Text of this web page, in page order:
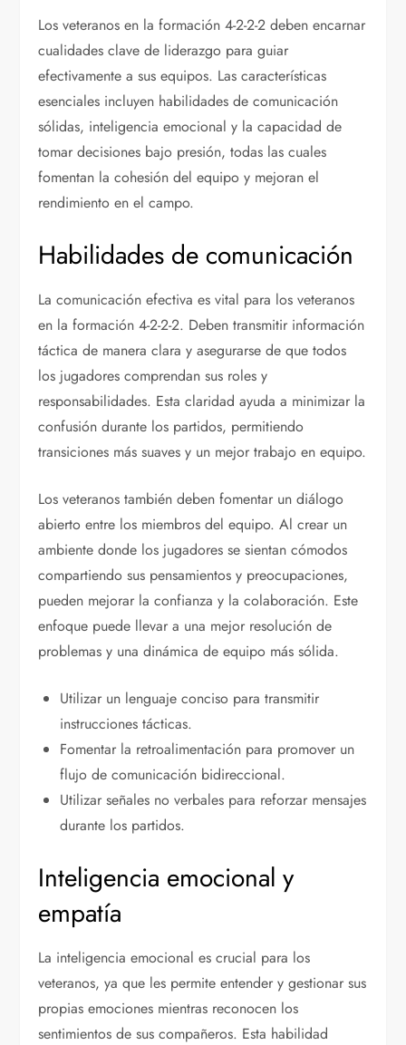
Los veteranos en la formación 4-2-2-2 deben encarnar
cualidades clave de liderazgo para guiar
efectivamente a sus equipos. Las características
esenciales incluyen habilidades de comunicación
sólidas, inteligencia emocional y la capacidad de
tomar decisiones bajo presión, todas las cuales
fomentan la cohesión del equipo y mejoran el
rendimiento en el campo.
Habilidades de comunicación
La comunicación efectiva es vital para los veteranos
en la formación 4-2-2-2. Deben transmitir información
táctica de manera clara y asegurarse de que todos
los jugadores comprendan sus roles y
responsabilidades. Esta claridad ayuda a minimizar la
confusión durante los partidos, permitiendo
transiciones más suaves y un mejor trabajo en equipo.
Los veteranos también deben fomentar un diálogo
abierto entre los miembros del equipo. Al crear un
ambiente donde los jugadores se sientan cómodos
compartiendo sus pensamientos y preocupaciones,
pueden mejorar la confianza y la colaboración. Este
enfoque puede llevar a una mejor resolución de
problemas y una dinámica de equipo más sólida.
Utilizar un lenguaje conciso para transmitir
instrucciones tácticas.
Fomentar la retroalimentación para promover un
flujo de comunicación bidireccional.
Utilizar señales no verbales para reforzar mensajes
durante los partidos.
Inteligencia emocional y
empatía
La inteligencia emocional es crucial para los
veteranos, ya que les permite entender y gestionar sus
propias emociones mientras reconocen los
sentimientos de sus compañeros. Esta habilidad